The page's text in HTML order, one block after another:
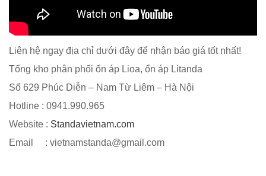
Liên hệ ngay địa chỉ dưới đây để nhận báo giá tốt nhất!
Tổng kho phân phối ổn áp Lioa, ổn áp Litanda
Số 629 Phúc Diễn – Nam Từ Liêm – Hà Nội
Hotline : 0941.990.965
Website : Standavietnam.com
Email : vietnamstanda@gmail.com